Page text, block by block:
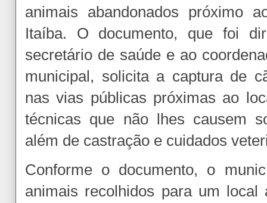
animais abandonados próximo
Itaíba. O documento, que foi
secretário de saúde e ao
municipal, solicita a captura de
nas vias públicas próximas ao
técnicas que não lhes causem
além de castração e cuidados
Conforme o documento, o
animais recolhidos para um local